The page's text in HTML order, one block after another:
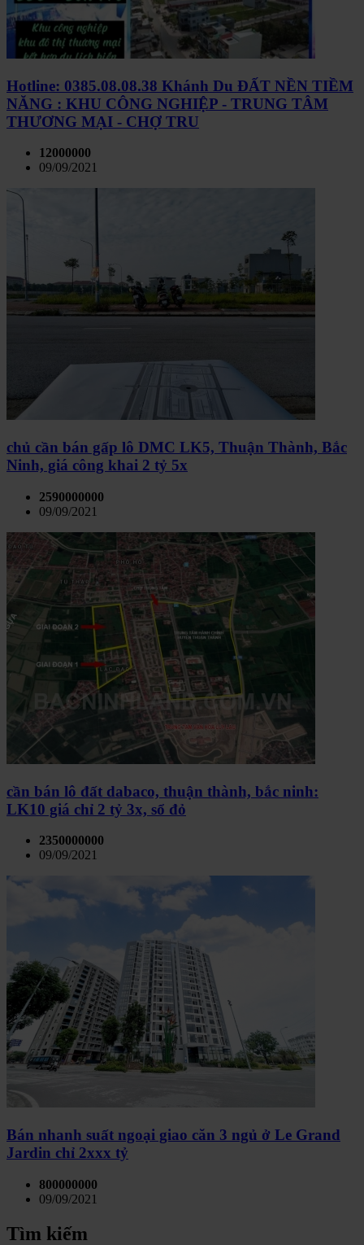
Hotline: 0385.08.08.38 Khánh Du ĐẤT NỀN TIỀM
NĂNG : KHU CÔNG NGHIỆP - TRUNG TÂM
THƯƠNG MẠI - CHỢ TRU
12000000
09/09/2021
chủ cần bán gấp lô DMC LK5, Thuận Thành, Bắc
Ninh, giá công khai 2 tỷ 5x
2590000000
09/09/2021
cần bán lô đất dabaco, thuận thành, bắc ninh:
LK10 giá chỉ 2 tỷ 3x, sổ đỏ
2350000000
09/09/2021
Bán nhanh suất ngoại giao căn 3 ngủ ở Le Grand
Jardin chỉ 2xxx tỷ
800000000
09/09/2021
Tìm kiếm